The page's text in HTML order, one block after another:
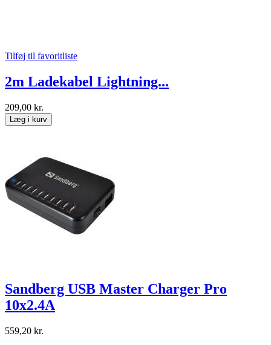
Tilføj til favoritliste
2m Ladekabel Lightning...
209,00 kr.
Læg i kurv
Sandberg USB Master Charger Pro
10x2.4A
559,20 kr.